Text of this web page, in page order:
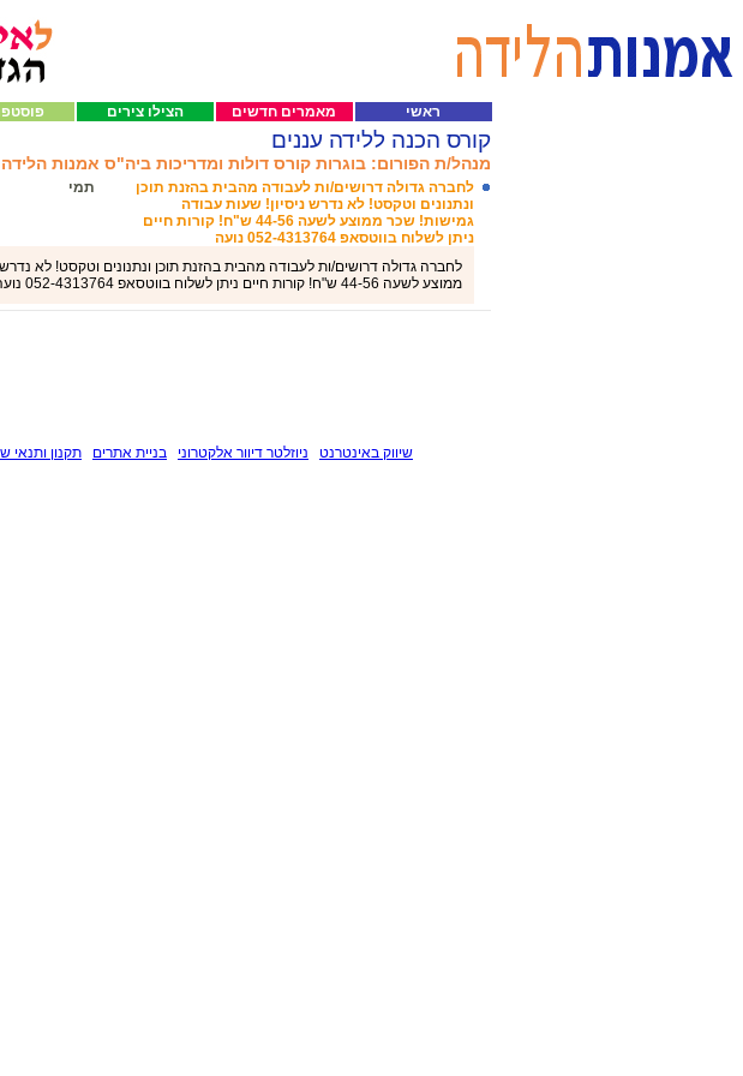
הצילו צירים מאמרים חדשים ראשי
קורס הכנה ללידה עננים
מנהל/ת הפורום: בוגרות קורס דולות ומדריכות ביה"ס אמנות הלידה
לחברה גדולה דרושים/ות לעבודה מהבית בהזנת תוכן
ונתנונים וטקסט! לא נדרש ניסיון! שעות עבודה
גמישות! שכר ממוצע לשעה 44-56 ש"ח! קורות חיים
ניתן לשלוח בווטסאפ 052-4313764 נועה
תמי
לחברה גדולה דרושים/ות לעבודה מהבית בהזנת תוכן ונתנונים וטקסט! לא
ממוצע לשעה 44-56 ש"ח! קורות חיים ניתן לשלוח בווטסאפ 052-4313764 נועה
שיווק באינטרנט ניוזלטר דיוור אלקטרוני בניית אתרים תקנון ותנאי